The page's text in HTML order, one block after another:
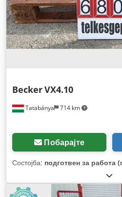
Tatabánya 714 km
BeckerVX4.10
Побарајте
Состојба: подготвен за работа